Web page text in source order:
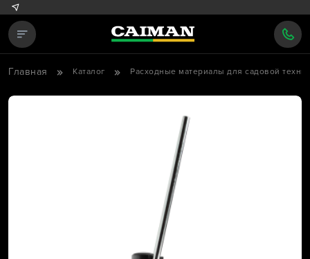
Главная Каталог Расходные материалы для садовой